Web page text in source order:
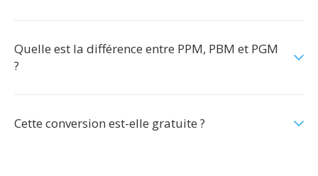
Quelle est la différence entre PPM, PBM et PGM
?
Cette conversion est-elle gratuite ?